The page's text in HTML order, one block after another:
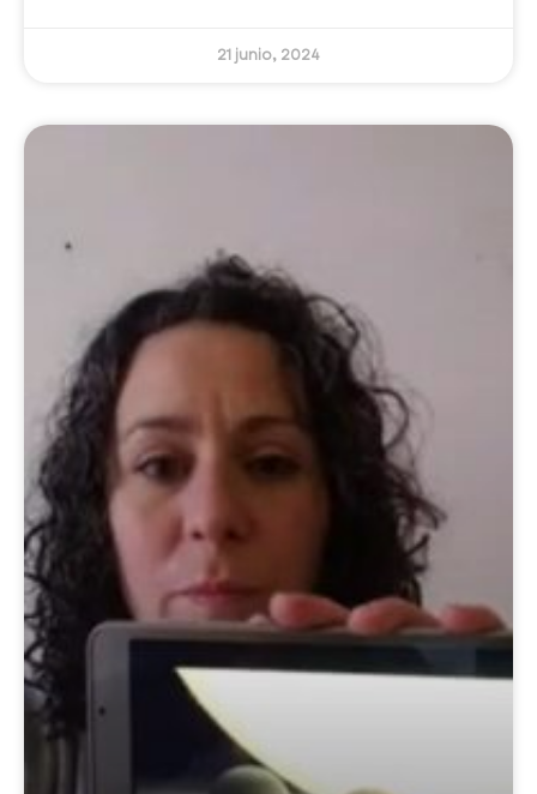
21 junio, 2024